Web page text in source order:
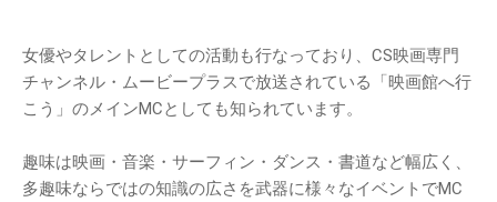
女優やタレントとしての活動も行なっており、CS映画専門
チャンネル・ムービープラスで放送されている「映画館へ行
こう」のメインMCとしても知られています。
趣味は映画・音楽・サーフィン・ダンス・書道など幅広く、
多趣味ならではの知識の広さを武器に様々なイベントでMC